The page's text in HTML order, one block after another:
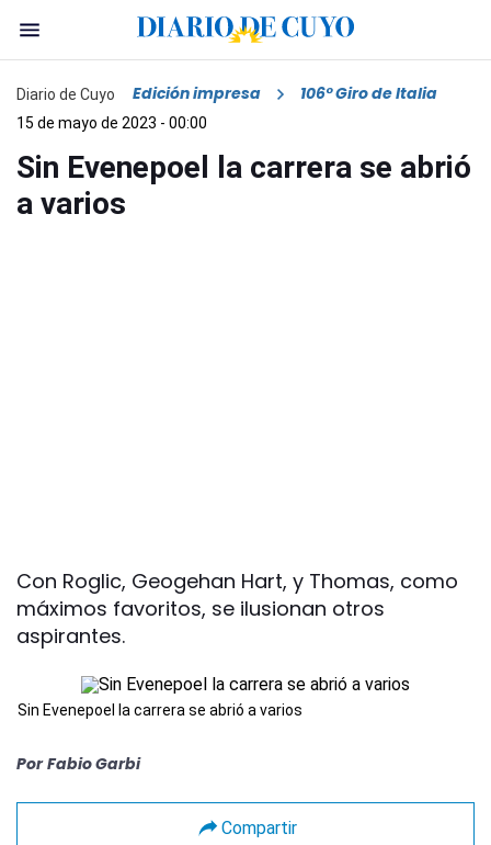
Diario de Cuyo Edición impresa 106° Giro de Italia
15 de mayo de 2023 - 00:00
Sin Evenepoel la carrera se abrió
a varios
Con Roglic, Geogehan Hart, y Thomas, como
máximos favoritos, se ilusionan otros
aspirantes.
Sin Evenepoel la carrera se abrió a varios
Por Fabio Garbi
Compartir